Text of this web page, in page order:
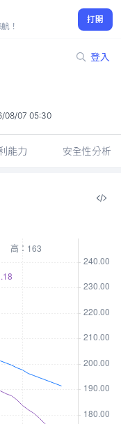
！
打開
登入
08/07 05:30
能力 安全性分析